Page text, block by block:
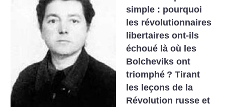
simple : pourquoi
les révolutionnaires
libertaires ont-ils
échoué là où les
Bolcheviks ont
triomphé ? Tirant
les leçons de la
Révolution russe et